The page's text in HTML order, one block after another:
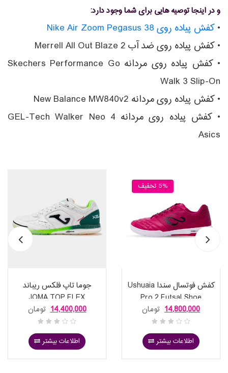
و در اینجا توصیه هایی برای شما وجود دارد:
•کفش پیاده روی Nike Air Zoom Pegasus 38
• کفش پیاده روی ضد آب Merrell All Out Blaze 2
• کفش پیاده روی مردانه Skechers Performance Go
Walk 3 Slip-On
• کفش پیاده روی مردانه New Balance MW840v2
• کفش پیاده روی مردانه GEL-Tech Walker Neo 4
Asics
جوما تاپ فلکس ریباند
JOMA TOP FLEX
REBOUND 2632 WHITE S
تومان 14,400,000
اطلاعات بیشتر
5% تخفیف
کفش فوتسال سندا Ushuaia
Pro 2 Futsal Shoe
14,800,000
اطلاعات بیشتر